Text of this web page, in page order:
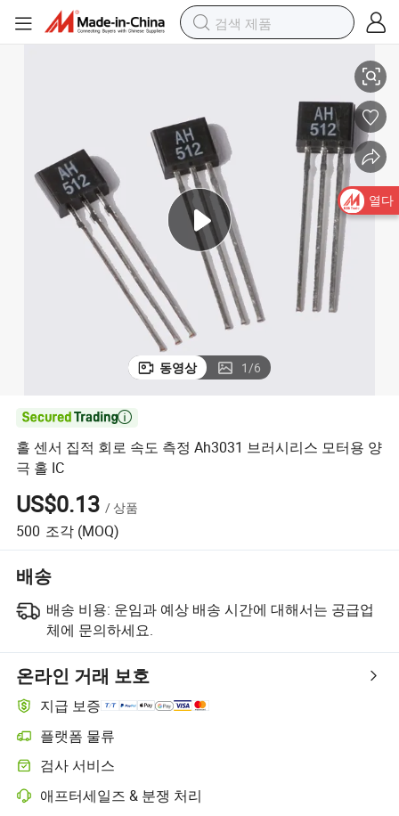
동영상 1/6

홀 센서 집적 회로 속도 측정 Ah3031 브러시리스 모터용 양
극 홀 IC
US$0.13 / 상품
500 조각 (MOQ)
배송
배송 비용: 운임과 예상 배송 시간에 대해서는 공급업
체에 문의하세요.
온라인 거래 보호
지급 보증
플랫폼 물류
플랫폼 지원 물류를 통한 더 명확한 배송 추적
검사 서비스
선택적 선적 전 검사로 품질 및 수량 확인
애프터세일즈 & 분쟁 처리
플랫폼 지원 분쟁 해결, 해당되는 경우 환불 또는 반품 포함.
열다